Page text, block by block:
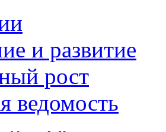
и развитие
рост
ведомость